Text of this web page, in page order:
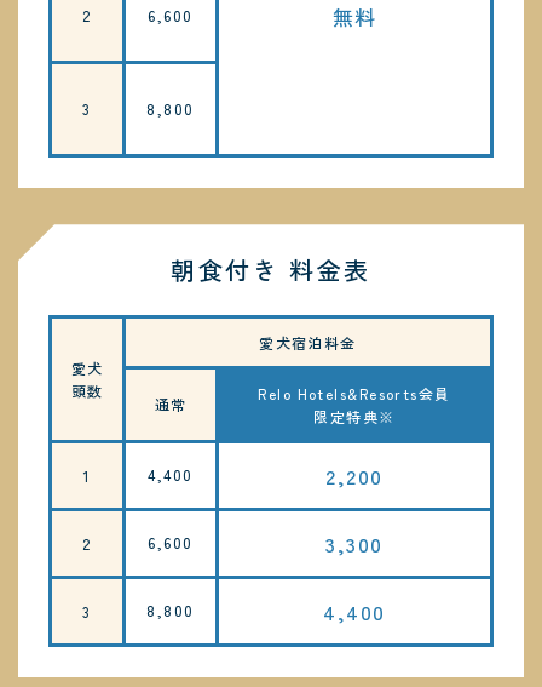
無料
2 6,600
3 8,800
朝食付き 料金表
愛犬
頭数
愛犬宿泊料金
通常
Relo Hotels&Resorts会員
限定特典※
1 4,400 2,200
2 6,600 3,300
3 8,800 4,400